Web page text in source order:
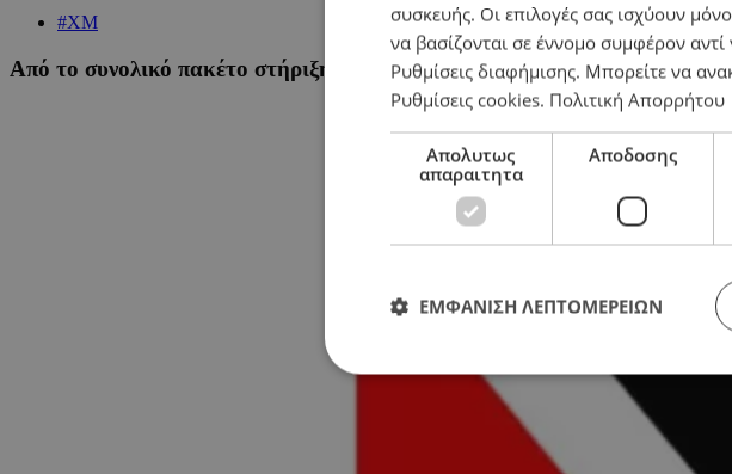
#XM
Από το συνολικό πακέτο στήριξης των €5 εκατ., η XM έχει ήδη
συσκευής. Οι επιλογές σας ισχύουν
να βασίζονται σε έννομο συμφέρον αντί
Ρυθμίσεις διαφήμισης. Μπορείτε να
Ρυθμίσεις cookies. Πολιτική Απορρήτου
Απολυτως
απαραιτητα
Αποδοσης
ΕΜΦΑΝΙΣΗ ΛΕΠΤΟΜΕΡΕΙΩΝ